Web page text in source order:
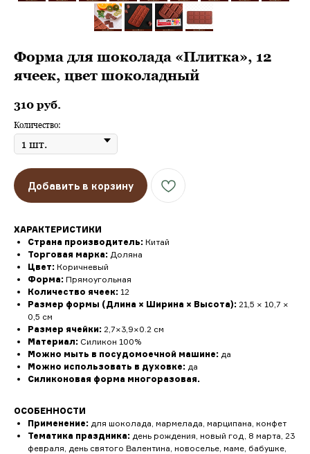
Форма для шоколада «Плитка», 12
ячеек, цвет шоколадный
310 руб.
Количество:
Добавить в корзину
ХАРАКТЕРИСТИКИ
Страна производитель: Китай
Торговая марка: Доляна
Цвет: Коричневый
Форма: Прямоугольная
Количество ячеек: 12
Размер формы (Длина × Ширина × Высота): 21,5 × 10,7 ×
0,5 см
Размер ячейки: 2,7×3,9×0.2 см
Материал: Силикон 100%
Можно мыть в посудомоечной машине: да
Можно использовать в духовке: да
Силиконовая форма многоразовая.
ОСОБЕННОСТИ
Применение: для шоколада, мармелада, марципана, конфет
Тематика праздника: день рождения, новый год, 8 марта, 23
февраля, день святого Валентина, новоселье, маме, бабушке,